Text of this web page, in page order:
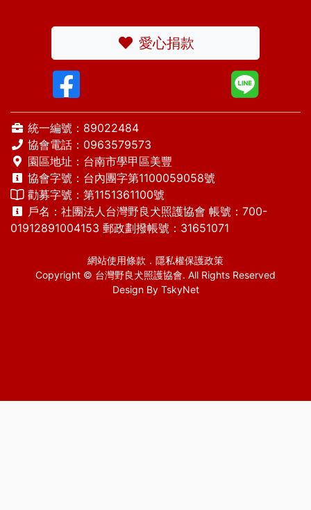
愛心捐款
統一編號：89022484
協會電話： 0963579573
園區地址：台南市學甲區美豐
協會字號：台內團字第1100059058號
勸募字號：第1151361100號
戶名：社團法人台灣野良犬照護協會 帳號：700-
01912891004153 郵政劃撥帳號：31651071
網站使用條款 ． 隱私權保護政策
Copyright © 台灣野良犬照護協會. All Rights Reserved
Design By TskyNet